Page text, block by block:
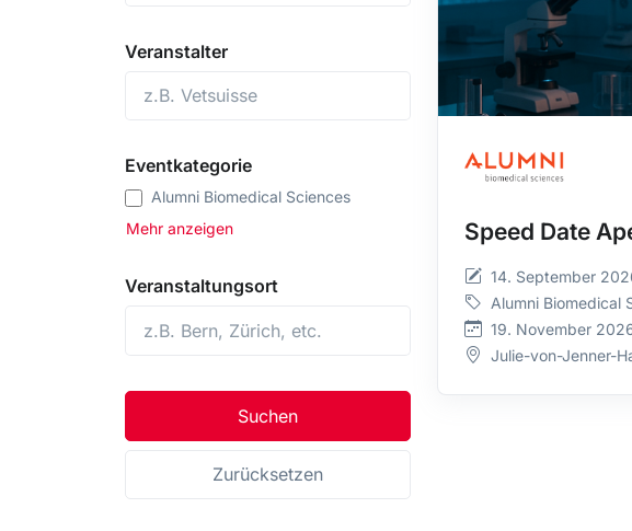
Veranstalter
Eventkategorie
Alumni Biomedical Sciences
Mehr anzeigen
Veranstaltungsort
Suchen
Zurücksetzen
Speed Date
14. September
Alumni Biomedical
19. November
Julie-von-Jenner-